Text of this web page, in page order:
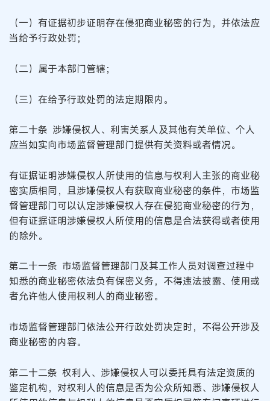
（一）有证据初步证明存在侵犯商业秘密的行为，并依法应
当给予行政处罚；
（二）属于本部门管辖；
（三）在给予行政处罚的法定期限内。
第二十条 涉嫌侵权人、利害关系人及其他有关单位、个人
应当如实向市场监督管理部门提供有关资料或者情况。
有证据证明涉嫌侵权人所使用的信息与权利人主张的商业秘
密实质相同，且涉嫌侵权人有获取商业秘密的条件，市场监
督管理部门可以认定涉嫌侵权人存在侵犯商业秘密的行为，
但有证据证明涉嫌侵权人所使用的信息是合法获得或者使用
的除外。
第二十一条 市场监督管理部门及其工作人员对调查过程中
知悉的商业秘密依法负有保密义务，不得违法披露、使用或
者允许他人使用权利人的商业秘密。
市场监督管理部门依法公开行政处罚决定时，不得公开涉及
商业秘密的内容。
第二十二条 权利人、涉嫌侵权人可以委托具有法定资质的
鉴定机构，对权利人的信息是否为公众所知悉、涉嫌侵权人